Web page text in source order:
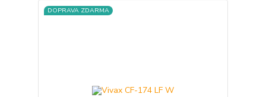
DOPRAVA ZDARMA